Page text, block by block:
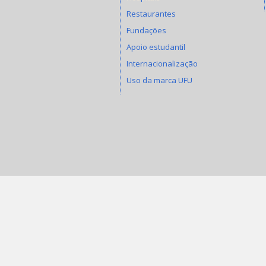
Restaurantes
Fundações
Apoio estudantil
Internacionalização
Uso da marca UFU